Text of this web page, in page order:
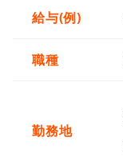
給与(例)
職種
勤務地